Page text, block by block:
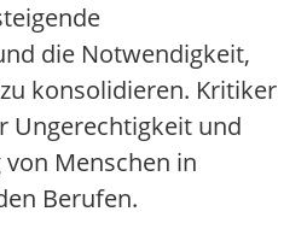
die Notwendigkeit,
konsolidieren. Kritiker
Ungerechtigkeit und
Menschen in
Berufen.